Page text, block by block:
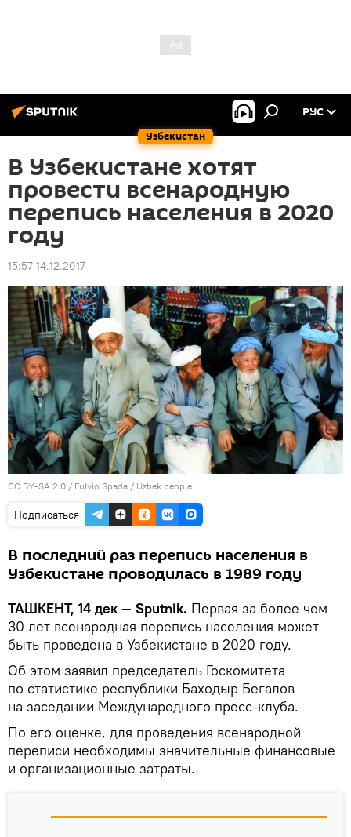
Узбекистан
РУС
В Узбекистане хотят
провести всенародную
перепись населения в 2020
году
15:57 14.12.2017
CC BY-SA 2.0 / Fulvio Spada / Uzbek people
Подписаться
В последний раз перепись населения в
Узбекистане проводилась в 1989 году
ТАШКЕНТ, 14 дек — Sputnik. Первая за более чем
30 лет всенародная перепись населения может
быть проведена в Узбекистане в 2020 году.
Об этом заявил председатель Госкомитета
по статистике республики Баходыр Бегалов
на заседании Международного пресс-клуба.
По его оценке, для проведения всенародной
переписи необходимы значительные финансовые
и организационные затраты.